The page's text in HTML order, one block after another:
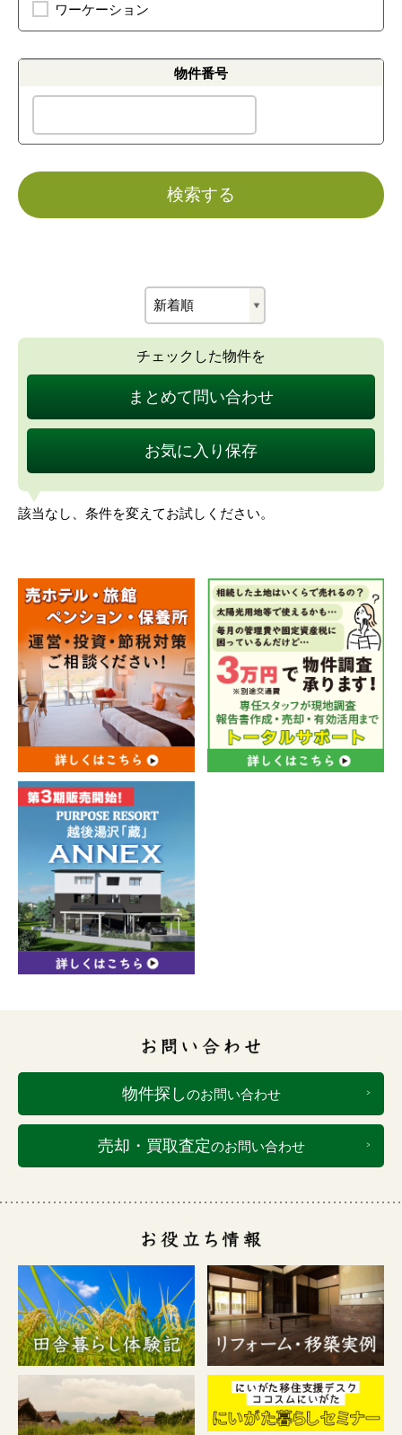
ワーケーション
物件番号
検索する
チェックした物件を
まとめて問い合わせ
お気に入り保存
該当なし、条件を変えてお試しください。
物件探しのお問い合わせ
売却・買取査定のお問い合わせ